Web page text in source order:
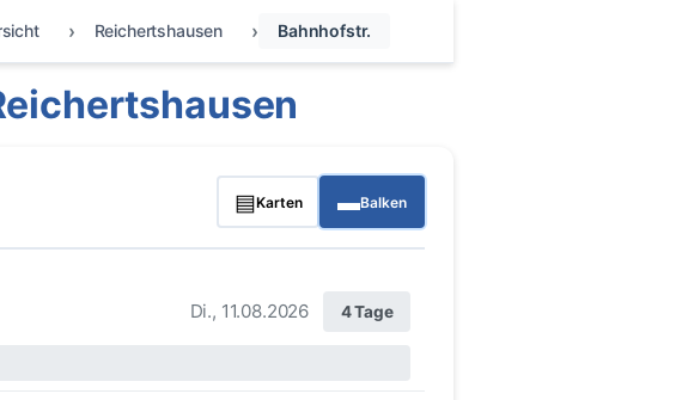
Reichertshausen Bahnhofstr.
▤Karten ▬Balken
Di., 11.08.2026 4 Tage